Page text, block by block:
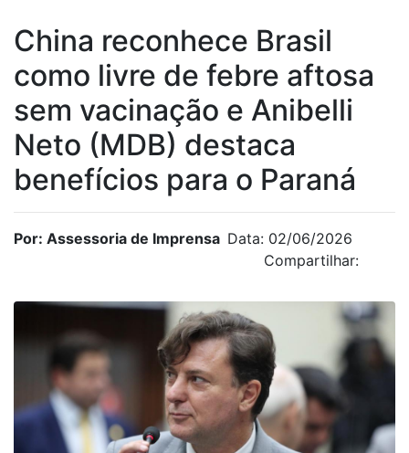
China reconhece Brasil
como livre de febre aftosa
sem vacinação e Anibelli
Neto (MDB) destaca
benefícios para o Paraná
Por: Assessoria de Imprensa Data: 02/06/2026
Compartilhar: